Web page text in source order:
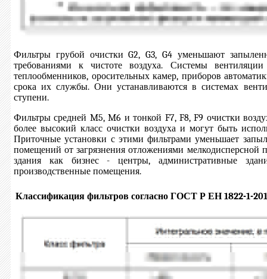
Фильтры грубой очистки G2, G3, G4 уменьшают
требованиями к чистоте воздуха. Системы
теплообменников, оросительных камер, приборов
срока их службы. Они устанавливаются в системах
ступени.
Фильтры средней M5, M6 и тонкой F7, F8, F9 очистки
более высокий класс очистки воздуха и могут быть
Приточные установки с этими фильтрами уменьшает
помещений от загрязнения отложениями мелкодисперсной
здания как бизнес - центры, административные
производственные помещения.
Классификация фильтров согласно ГОСТ Р ЕН 1822-1-